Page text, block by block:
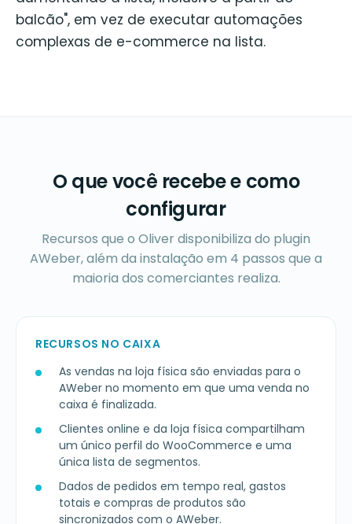
balcão", em vez de executar automações
complexas de e-commerce na lista.
O que você recebe e como
configurar
Recursos que o Oliver disponibiliza do plugin
AWeber, além da instalação em 4 passos que a
maioria dos comerciantes realiza.
RECURSOS NO CAIXA
As vendas na loja física são enviadas para o
AWeber no momento em que uma venda no
caixa é finalizada.
Clientes online e da loja física compartilham
um único perfil do WooCommerce e uma
única lista de segmentos.
Dados de pedidos em tempo real, gastos
totais e compras de produtos são
sincronizados com o AWeber.